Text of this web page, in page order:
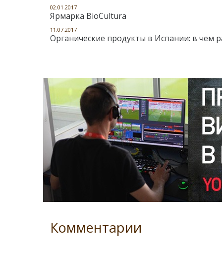
02.01.2017
Ярмарка BioCultura
11.07.2017
Органические продукты в Испании: в чем
Комментарии